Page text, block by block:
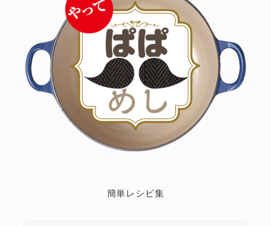
簡単レシピ集